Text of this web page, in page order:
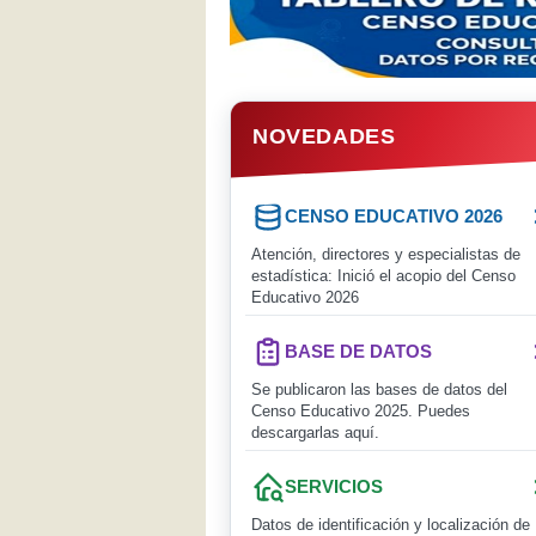
NOVEDADES
CENSO EDUCATIVO 2026
Atención, directores y especialistas de
estadística: Inició el acopio del Censo
Educativo 2026
BASE DE DATOS
Se publicaron las bases de datos del
Censo Educativo 2025. Puedes
descargarlas aquí.
SERVICIOS
Datos de identificación y localización de